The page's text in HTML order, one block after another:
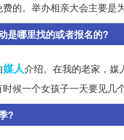
的。举办相亲大会主要是
是哪里找的或者报名的?
媒人介绍。在我的老家，媒
候一个女孩子一天要见几
?